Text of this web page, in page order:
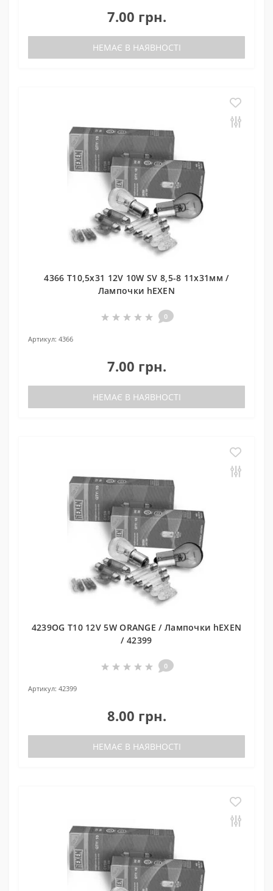
7.00 грн.
НЕМАЄ В НАЯВНОСТІ
4366 T10,5x31 12V 10W SV 8,5-8 11x31мм /
Лампочки hEXEN
0
Артикул: 4366
7.00 грн.
НЕМАЄ В НАЯВНОСТІ
4239OG T10 12V 5W ORANGE / Лампочки hEXEN
/ 42399
0
Артикул: 42399
8.00 грн.
НЕМАЄ В НАЯВНОСТІ